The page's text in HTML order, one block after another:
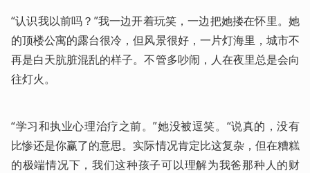
“认识我以前吗？”我一边开着玩笑，一边把她搂在怀里。她
的顶楼公寓的露台很冷，但风景很好，一片灯海里，城市不
再是白天肮脏混乱的样子。不管多吵闹，人在夜里总是会向
往灯火。
“学习和执业心理治疗之前。”她没被逗笑。“说真的，没有
比惨还是你赢了的意思。实际情况肯定比这复杂，但在糟糕
的极端情况下，我们这种孩子可以理解为我爸那种人的财